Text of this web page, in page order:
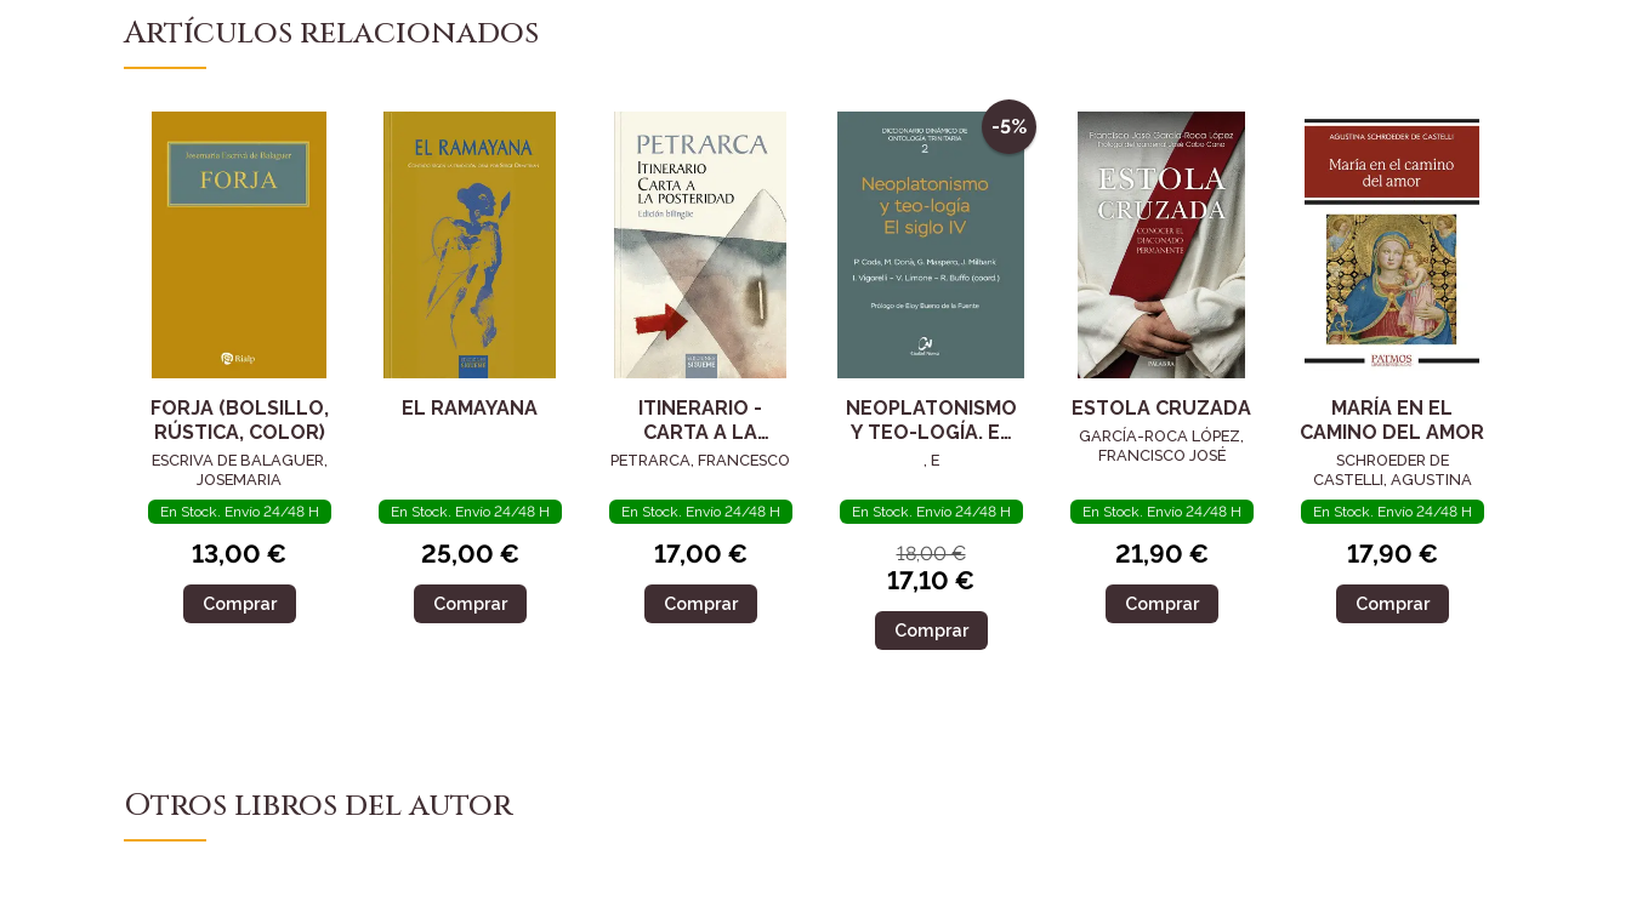
Artículos relacionados
FORJA (BOLSILLO,
RÚSTICA, COLOR)
ESCRIVA DE BALAGUER,
JOSEMARIA
En Stock. Envío 24/48 H
13,00 €
Comprar
EL RAMAYANA
En Stock. Envío 24/48 H
25,00 €
Comprar
ITINERARIO -
CARTA A LA
POSTERIDAD
PETRARCA, FRANCESCO
En Stock. Envío 24/48 H
17,00 €
Comprar
-5%
NEOPLATONISMO
Y TEO-LOGÍA. EL
SIGLO IV
, E
En Stock. Envío 24/48 H
18,00 €
17,10 €
Comprar
ESTOLA CRUZADA
GARCÍA-ROCA LÓPEZ,
FRANCISCO JOSÉ
En Stock. Envío 24/48 H
21,90 €
Comprar
MARÍA EN EL
CAMINO DEL AMOR
SCHROEDER DE
CASTELLI, AGUSTINA
En Stock. Envío 24/48 H
17,90 €
Comprar
Otros libros del autor